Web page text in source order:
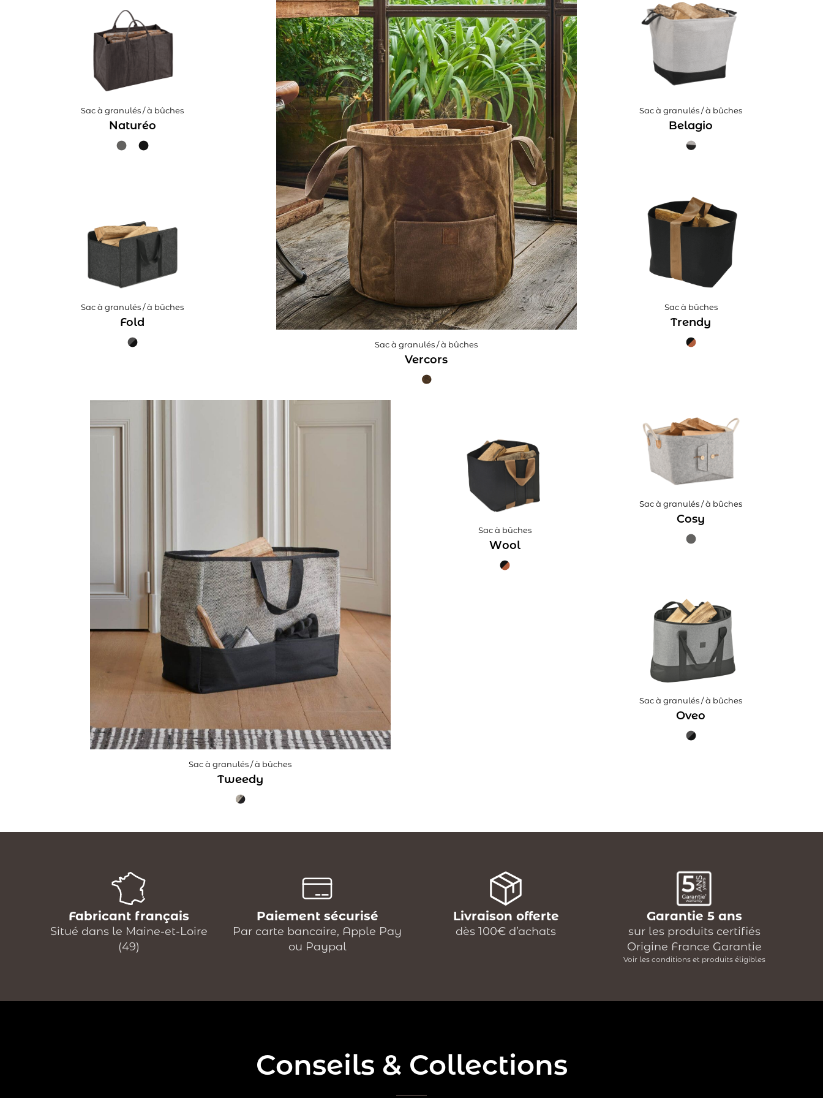
Sac à granulés / à bûches
Naturéo
Sac à granulés / à bûches
Vercors
Sac à granulés / à bûches
Belagio
Sac à granulés / à bûches
Fold
Sac à granulés / à bûches
Tweedy
Sac à bûches
Trendy
Sac à granulés / à bûches
Cosy
Sac à bûches
Wool
Sac à granulés / à bûches
Oveo
Fabricant français
Situé dans le Maine-et-Loire
(49)
Paiement sécurisé
Par carte bancaire, Apple Pay
ou Paypal
Livraison offerte
dès 100€ d’achats
Garantie 5 ans
sur les produits certifiés
Origine France Garantie
Voir les conditions et produits éligibles
Conseils & Collections